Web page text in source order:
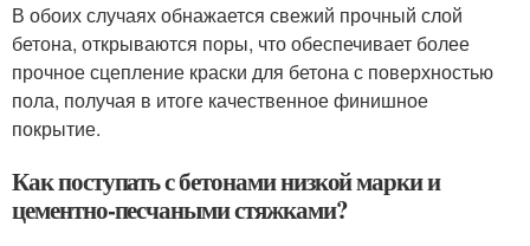
В обоих случаях обнажается свежий прочный слой
бетона, открываются поры, что обеспечивает более
прочное сцепление краски для бетона с поверхностью
пола, получая в итоге качественное финишное
покрытие.
Как поступать с бетонами низкой марки и
цементно-песчаными стяжками?